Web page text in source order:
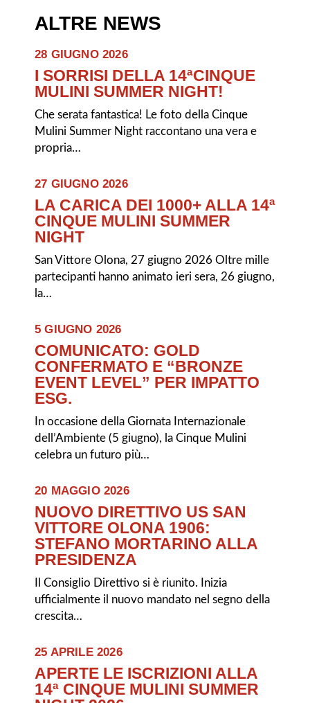
ALTRE NEWS
28 GIUGNO 2026
I SORRISI DELLA 14ªCINQUE
MULINI SUMMER NIGHT!
Che serata fantastica! Le foto della Cinque
Mulini Summer Night raccontano una vera e
propria…
27 GIUGNO 2026
LA CARICA DEI 1000+ ALLA 14ª
CINQUE MULINI SUMMER
NIGHT
San Vittore Olona, 27 giugno 2026 Oltre mille
partecipanti hanno animato ieri sera, 26 giugno,
la…
5 GIUGNO 2026
COMUNICATO: GOLD
CONFERMATO E “BRONZE
EVENT LEVEL” PER IMPATTO
ESG.
In occasione della Giornata Internazionale
dell’Ambiente (5 giugno), la Cinque Mulini
celebra un futuro più…
20 MAGGIO 2026
NUOVO DIRETTIVO US SAN
VITTORE OLONA 1906:
STEFANO MORTARINO ALLA
PRESIDENZA
Il Consiglio Direttivo si è riunito. Inizia
ufficialmente il nuovo mandato nel segno della
crescita…
25 APRILE 2026
APERTE LE ISCRIZIONI ALLA
14ª CINQUE MULINI SUMMER